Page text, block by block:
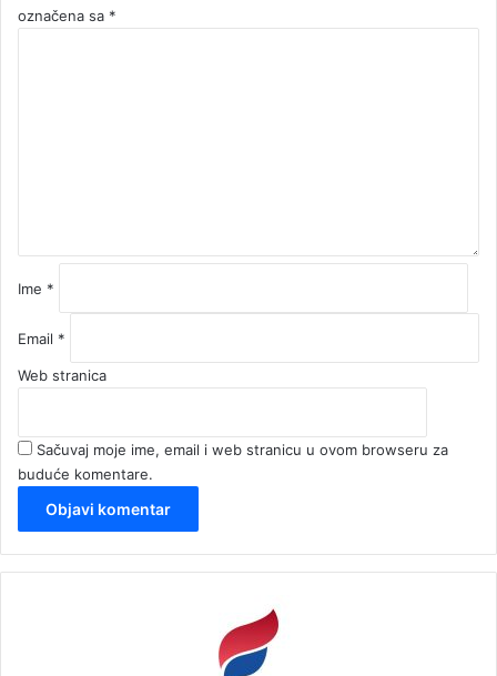
označena sa *
Ime *
Email *
Web stranica
Sačuvaj moje ime, email i web stranicu u ovom browseru za
buduće komentare.